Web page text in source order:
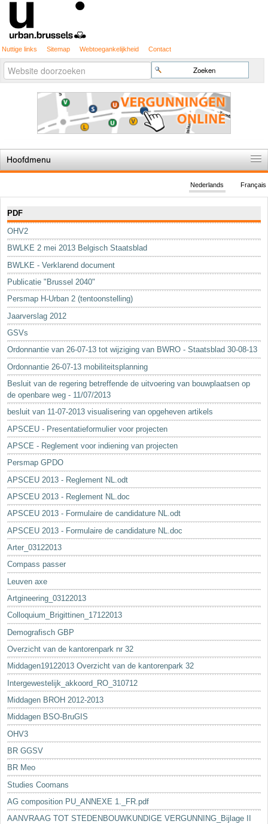
Nuttige links Sitemap Webtoegankelijkheid Contact
Zoek
Geavanceerd
zoeken...
Hoofdmenu
De spelregels
Stedenbouwkundige vergunning
Cartografie
Studies en publicaties
Sleutelwoorden
Stedenbouwkundige inlichtingen
Français
Nederlands
PDF
OHV2
BWLKE 2 mei 2013 Belgisch Staatsblad
BWLKE - Verklarend document
Publicatie "Brussel 2040"
Persmap H-Urban 2 (tentoonstelling)
Jaarverslag 2012
GSVs
Ordonnantie van 26-07-13 tot wijziging van BWRO - Staatsblad 30-08-13
Ordonnantie 26-07-13 mobiliteitsplanning
Besluit van de regering betreffende de uitvoering van bouwplaatsen op
de openbare weg - 11/07/2013
besluit van 11-07-2013 visualisering van opgeheven artikels
APSCEU - Presentatieformulier voor projecten
APSCE - Reglement voor indiening van projecten
Persmap GPDO
APSCEU 2013 - Reglement NL.odt
APSCEU 2013 - Reglement NL.doc
APSCEU 2013 - Formulaire de candidature NL.odt
APSCEU 2013 - Formulaire de candidature NL.doc
Arter_03122013
Compass passer
Leuven axe
Artgineering_03122013
Colloquium_Brigittinen_17122013
Demografisch GBP
Overzicht van de kantorenpark nr 32
Middagen19122013 Overzicht van de kantorenpark 32
Intergewestelijk_akkoord_RO_310712
Middagen BROH 2012-2013
Middagen BSO-BruGIS
OHV3
BR GGSV
BR Meo
Studies Coomans
AG composition PU_ANNEXE 1._FR.pdf
AANVRAAG TOT STEDENBOUWKUNDIGE VERGUNNING_Bijlage II